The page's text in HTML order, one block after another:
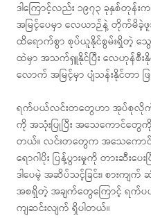
ဒါကြောင့်လည်း ၁၉၇၃ ခုနှစ်တု
အမြင့်ပေမှာ လေယာဉ်နဲ့ တိုက်မိ
ထိရောက်စွာ စုပ်ယူနိုင်စွမ်းရှိတဲ့ သွေ
ထဲမှာ အသက်ရှူနိုင်ပြီး လေဟုန်စီး
လောက် အမြင့်မှာ ပျံသန်းနိုင်တာ ဖ
ရက်ပယ်လင်းတတွေဟာ အုပ်စုလိုက် ပ
ကို အသုံးပြုပြီး အသေကောင်တွေ
တယ်။ လင်းတတွေက အသေကောင်တွ
ရောဂါပိုး ပြန့်ပွားမှုကို တားဆီးပ
ဒါပေမဲ့ အဆိပ်သင့်ခြင်း၊ စားကျက်
အစရှိတဲ့ အချက်တွေကြောင့် ရက်
ကျဆင်းလျက် ရှိပါတယ်။